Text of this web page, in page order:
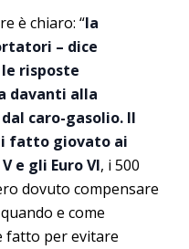
è chiaro: “la
– dice
risposte
davanti alla
caro-gasolio. Il
fatto giovato ai
e gli Euro VI, i 500
dovuto compensare
e come
fatto per evitare